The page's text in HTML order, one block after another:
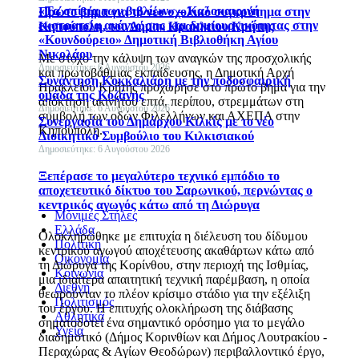
Πρώτο βήμα για το νέο σχολικό συγκρότημα στην
Κηπούπολη, του Δήμου Ηρακλείου Κρήτης
Με στόχο την κάλυψη των αναγκών της προσχολικής
και πρωτοβάθμιας εκπαίδευσης, η Δημοτική Αρχή
Ηρακλείου Κρήτης προχώρησε στο πρώτο βήμα για την
απόκτηση ακινήτου επτά, περίπου, στρεμμάτων στη
συμβολή των οδών Φιλελλήνων και ΑΧΕΠΑ στην
Κηπούπολη.
Ξεπέρασε το μεγαλύτερο τεχνικό εμπόδιο το
αποχετευτικό δίκτυο του Σαρωνικού, περνώντας ο
κεντρικός αγωγός κάτω από τη Διώρυγα
Ολοκληρώθηκε με επιτυχία η διέλευση του δίδυμου
κεντρικού αγωγού αποχέτευσης ακαθάρτων κάτω από
τη Διώρυγα της Κορίνθου, στην περιοχή της Ισθμίας,
μια ιδιαίτερα απαιτητική τεχνική παρέμβαση, η οποία
θεωρούνταν το πλέον κρίσιμο στάδιο για την εξέλιξη
του έργου. Η επιτυχής ολοκλήρωση της διάβασης
σηματοδοτεί ένα σημαντικό ορόσημο για το μεγάλο
διαδημοτικό (Δήμος Κορινθίων και Δήμος Λουτρακίου -
Περαχώρας & Αγίων Θεοδώρων) περιβαλλοντικό έργο,
«Τα σπίτια των βιβλίων» – Καλοκαιρινή
εκστρατεία ανάγνωσης και δημιουργικότητας στην
«Κουνδούρειο» Δημοτική Βιβλιοθήκη Αγίου
Νικολάου
Δημοσιεύτηκε: 6 Αυγούστου 2026
Συνάντηση Κοκκαλιάρη με την ποδοσφαιρική
ομάδα της Κοζάνης
Δημοσιεύτηκε: 6 Αυγούστου 2026
Συνεργασία του Δημάρχου Κιλκίς με το νέο
Διοικητικό Συμβούλιο του Κιλκισιακού
Δημοσιεύτηκε: 6 Αυγούστου 2026
Μόνιμες Στήλες
Ελλάδα
Πολιτική
Οικονομία
Κοινωνία
Διεθνή
Πολιτισμός
Αθλητικά
Υγεία